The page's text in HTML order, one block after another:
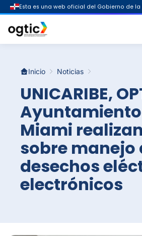
Inicio Noticias
UNICARIBE,
Miami
sobre manejo
desechos
electrónicos